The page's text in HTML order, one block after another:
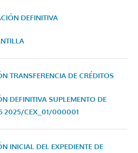
DEFINITIVA
TRANSFERENCIA DE CRÉDITOS
DEFINITIVA SUPLEMENTO DE
2025/CEX_01/000001
INICIAL DEL EXPEDIENTE DE